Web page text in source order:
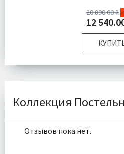
20 890.00 ₽
12
Размер:
Ткань:
Доставка:
Коллекция
Отзывов пока нет.